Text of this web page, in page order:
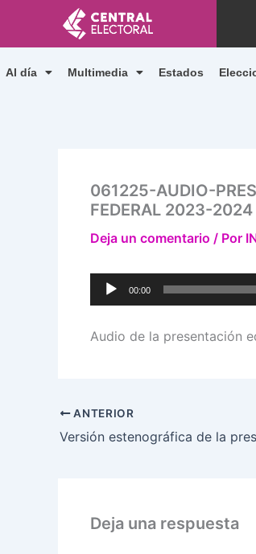
contenido
Al día Multimedia Estados
061225-AUDIO-
FEDERAL 2023-2024
Deja un comentario / Por
Reproductor
de
00:00
Audio de la presentación
ANTERIOR
Deja una respuesta